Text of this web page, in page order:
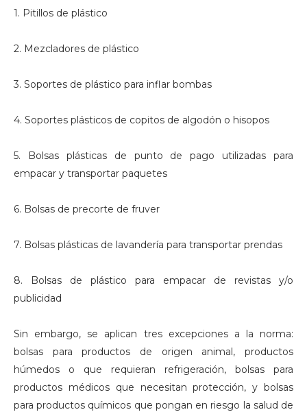
1. Pitillos de plástico
2. Mezcladores de plástico
3. Soportes de plástico para inflar bombas
4. Soportes plásticos de copitos de algodón o hisopos
5. Bolsas plásticas de punto de pago utilizadas para
empacar y transportar paquetes
6. Bolsas de precorte de fruver
7. Bolsas plásticas de lavandería para transportar prendas
8. Bolsas de plástico para empacar de revistas y/o
publicidad
Sin embargo, se aplican tres excepciones a la norma:
bolsas para productos de origen animal, productos
húmedos o que requieran refrigeración, bolsas para
productos médicos que necesitan protección, y bolsas
para productos químicos que pongan en riesgo la salud de